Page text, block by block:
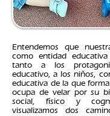
Entendemos que
como entidad
tanto a los
educativo, a los niños,
educativa de la que
ocupa de velar por su
social, físico y
visualizamos dos